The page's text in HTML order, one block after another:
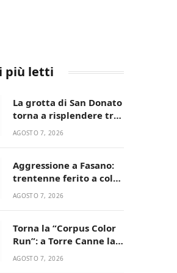
più letti
La grotta di San Donato
torna a risplendere tra
fede, natura e
AGOSTO 7, 2026
Aggressione a Fasano:
trentenne ferito a colpi
di pistola in casa
AGOSTO 7, 2026
Torna la “Corpus Color
Run”: a Torre Canne la
corsa più allegra e
AGOSTO 7, 2026